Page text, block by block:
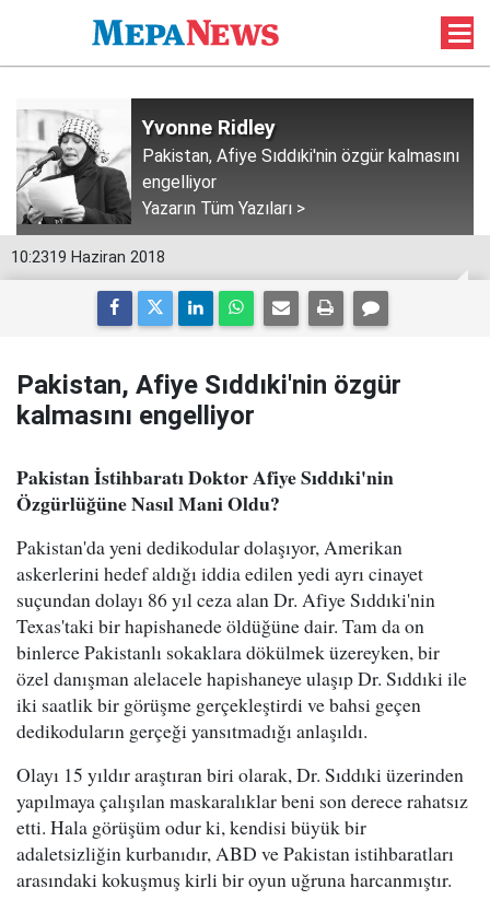
Yvonne Ridley
Pakistan, Afiye Sıddıki'nin özgür kalmasını
engelliyor
Yazarın Tüm Yazıları >
10:2319 Haziran 2018
Pakistan, Afiye Sıddıki'nin özgür
kalmasını engelliyor
Pakistan İstihbaratı Doktor Afiye Sıddıki'nin
Özgürlüğüne Nasıl Mani Oldu?
Pakistan'da yeni dedikodular dolaşıyor, Amerikan
askerlerini hedef aldığı iddia edilen yedi ayrı cinayet
suçundan dolayı 86 yıl ceza alan Dr. Afiye Sıddıki'nin
Texas'taki bir hapishanede öldüğüne dair. Tam da on
binlerce Pakistanlı sokaklara dökülmek üzereyken, bir
özel danışman alelacele hapishaneye ulaşıp Dr. Sıddıki ile
iki saatlik bir görüşme gerçekleştirdi ve bahsi geçen
dedikoduların gerçeği yansıtmadığı anlaşıldı.
Olayı 15 yıldır araştıran biri olarak, Dr. Sıddıki üzerinden
yapılmaya çalışılan maskaralıklar beni son derece rahatsız
etti. Hala görüşüm odur ki, kendisi büyük bir
adaletsizliğin kurbanıdır, ABD ve Pakistan istihbaratları
arasındaki kokuşmuş kirli bir oyun uğruna harcanmıştır.